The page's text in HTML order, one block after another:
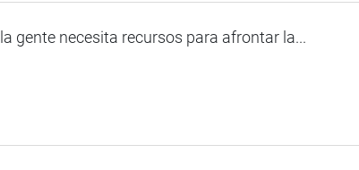
gente necesita recursos para afrontar la...